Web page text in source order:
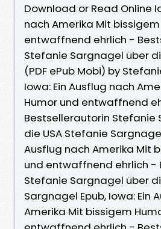
Download or Read Online
nach Amerika Mit
entwaffnend ehrlich -
Stefanie Sargnagel über
(PDF ePub Mobi) by
Iowa: Ein Ausflug nach
Humor und entwaffnend
Bestsellerautorin Stefanie
die USA Stefanie Sargnagel
Ausflug nach Amerika Mit
und entwaffnend ehrlich -
Stefanie Sargnagel über
Sargnagel Epub, Iowa: Ein
Amerika Mit bissigem